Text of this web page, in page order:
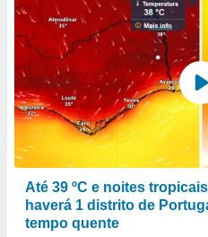
Até 39 ºC e noites
haverá 1 distrito de
tempo quente